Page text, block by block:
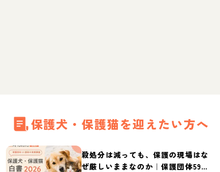
保護犬・保護猫を迎えたい方へ
殺処分は減っても、保護の現場はな
ぜ厳しいままなのか｜保護団体59団